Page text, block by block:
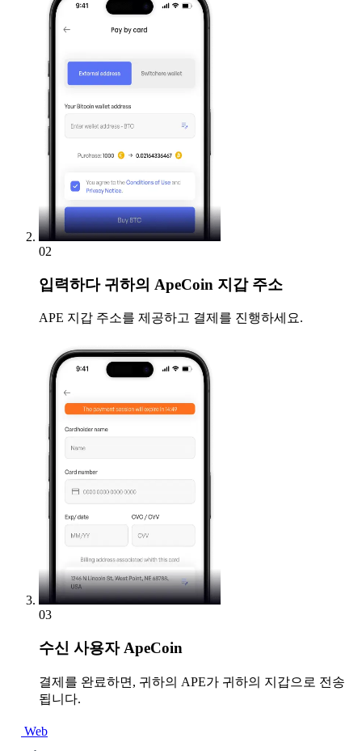
02
입력하다귀하의 ApeCoin 지갑 주소
APE 지갑 주소를 제공하고 결제를 진행하세요.
03
수신 사용자 ApeCoin
결제를 완료하면, 귀하의 APE가 귀하의 지갑으로 전송
됩니다.
Web